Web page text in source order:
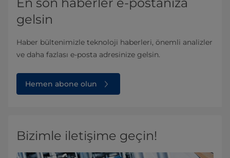
gelsin
Haber bültenimizle teknoloji haberleri, önemli analizler
ve daha fazlası e-posta adresinize gelsin.
Hemen abone olun
Bizimle iletişime geçin!